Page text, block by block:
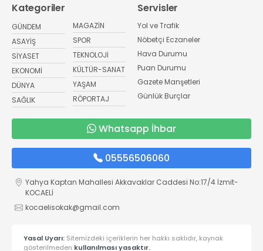
Kategoriler
GÜNDEM
ASAYİŞ
SİYASET
EKONOMİ
DÜNYA
SAĞLIK
MAGAZİN
SPOR
TEKNOLOJİ
KÜLTÜR-SANAT
YAŞAM
RÖPORTAJ
Servisler
Yol ve Trafik
Nöbetçi Eczaneler
Hava Durumu
Puan Durumu
Gazete Manşetleri
Günlük Burçlar
Whatsapp İhbar
05556506060
Yahya Kaptan Mahallesi Akkavaklar Caddesi No:17/4 İzmit-
KOCAELİ
kocaelisokak@gmail.com
Yasal Uyarı: Sitemizdeki içeriklerin her hakkı saklıdır, kaynak
gösterilmeden kullanılması yasaktır.